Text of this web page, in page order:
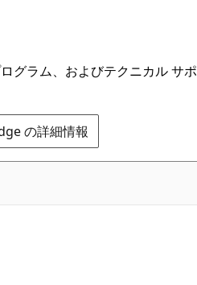
グラム、およびテクニカル サポ
の詳細情報